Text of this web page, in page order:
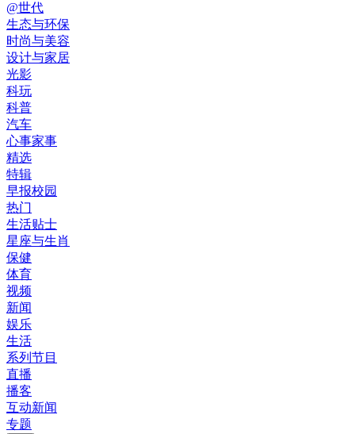
@世代
生态与环保
时尚与美容
设计与家居
光影
科玩
科普
汽车
心事家事
精选
特辑
早报校园
热门
生活贴士
星座与生肖
保健
体育
视频
新闻
娱乐
生活
系列节目
直播
播客
互动新闻
专题